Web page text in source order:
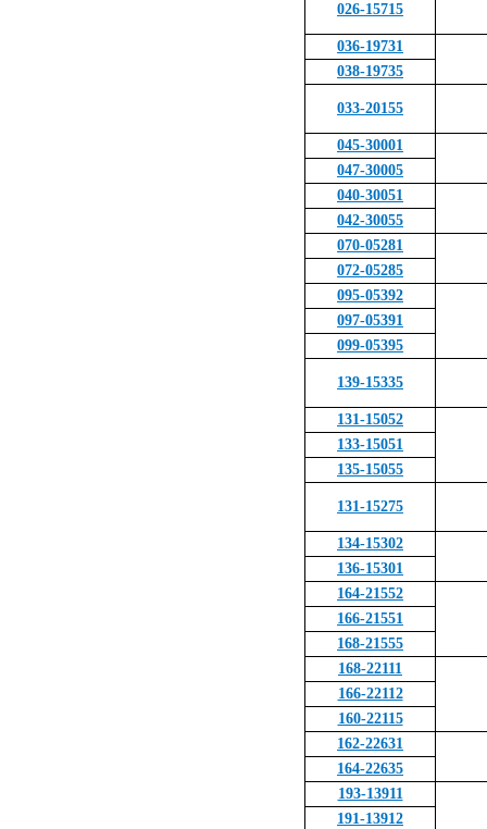
026-15715
036-19731
038-19735
033-20155
045-30001
047-30005
040-30051
042-30055
070-05281
072-05285
095-05392
097-05391
099-05395
139-15335
131-15052
133-15051
135-15055
131-15275
134-15302
136-15301
164-21552
166-21551
168-21555
168-22111
166-22112
160-22115
162-22631
164-22635
193-13911
191-13912